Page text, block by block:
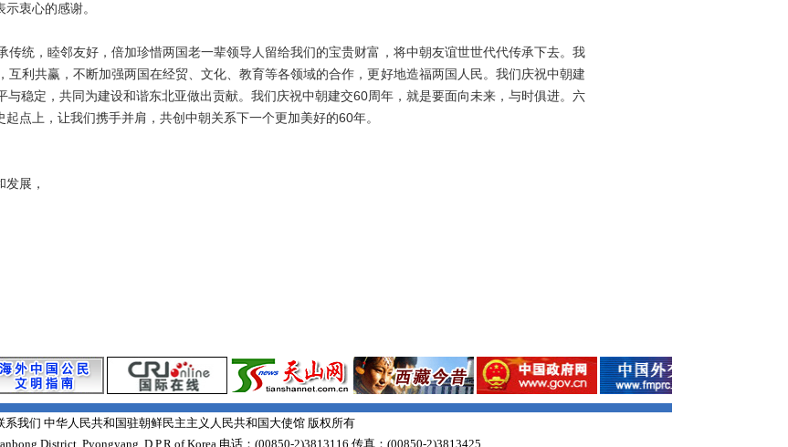
衷心的感谢。
统，睦邻友好，倍加珍惜两国老一辈领导人留给我们的宝贵财富，将中朝友谊世世代代传承下去。我
互利共赢，不断加强两国在经贸、文化、教育等各领域的合作，更好地造福两国人民。我们庆祝中朝建
稳定，共同为建设和谐东北亚做出贡献。我们庆祝中朝建交60周年，就是要面向未来，与时俱进。六
点上，让我们携手并肩，共创中朝关系下一个更加美好的60年。
展，
系我们 中华人民共和国驻朝鲜民主主义人民共和国大使馆 版权所有
District, Pyongyang, D.P.R of Korea 电话：(00850-2)3813116 传真：(00850-2)3813425